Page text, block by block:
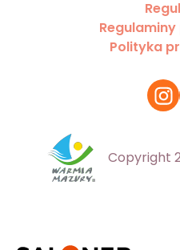
Polityka
Copyright